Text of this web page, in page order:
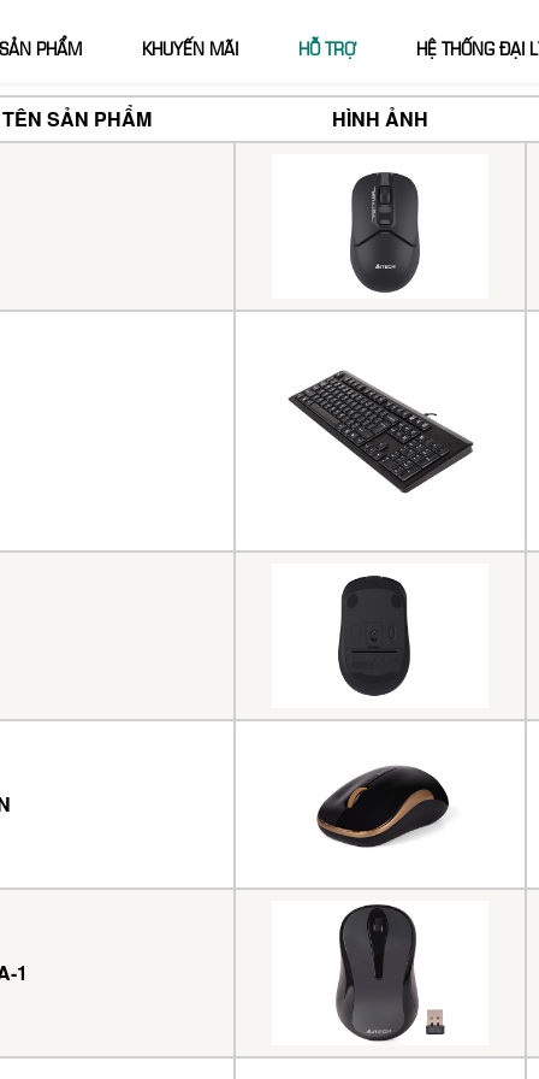
SẢN PHẨM KHUYẾN MÃI HỖ TRỢ HỆ THỐNG ĐẠI
TÊN SẢN PHẨM HÌNH ẢNH
1